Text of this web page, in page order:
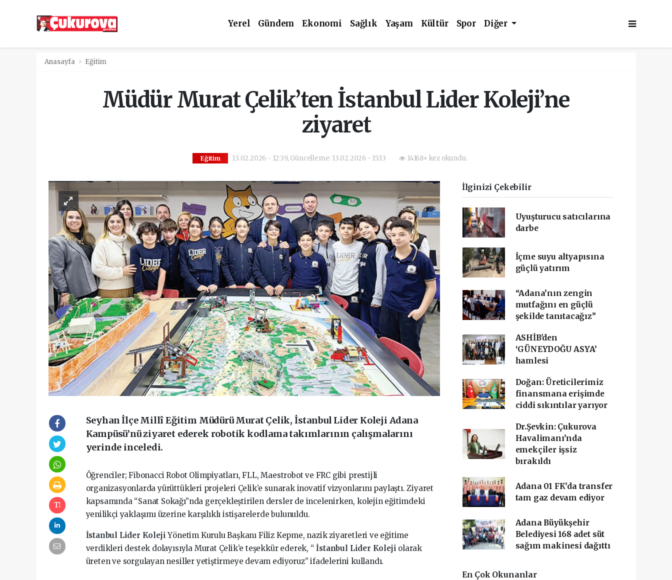
Yerel Gündem Ekonomi Sağlık Yaşam Kültür Spor Diğer
Anasayfa Eğitim
Müdür Murat Çelik’ten İstanbul Lider Koleji’ne
ziyaret
Eğitim 13.02.2026 - 12:39, Güncelleme: 13.02.2026 - 15:13 14168+ kez okundu.
Seyhan İlçe Millî Eğitim Müdürü Murat Çelik, İstanbul Lider Koleji Adana
Kampüsü’nü ziyaret ederek robotik kodlama takımlarının çalışmalarını
yerinde inceledi.
Öğrenciler; Fibonacci Robot Olimpiyatları, FLL, Maestrobot ve FRC gibi prestijli
organizasyonlarda yürüttükleri projeleri Çelik’e sunarak inovatif vizyonlarını paylaştı. Ziyaret
kapsamında “Sanat Sokağı”nda gerçekleştirilen dersler de incelenirken, kolejin eğitimdeki
yenilikçi yaklaşımı üzerine karşılıklı istişarelerde bulunuldu.
İstanbul Lider KolejiYönetim Kurulu Başkanı Filiz Kepme, nazik ziyaretleri ve eğitime
verdikleri destek dolayısıyla Murat Çelik’e teşekkür ederek, “İstanbul Lider Koleji olarak
üreten ve sorgulayan nesiller yetiştirmeye devam ediyoruz” ifadelerini kullandı.
İlginizi Çekebilir
Uyuşturucu satıcılarına
darbe
İçme suyu altyapısına
güçlü yatırım
“Adana’nın zengin
mutfağını en güçlü
şekilde tanıtacağız”
ASHİB'den
‘GÜNEYDOĞU ASYA’
hamlesi
Doğan: Üreticilerimiz
finansmana erişimde
ciddi sıkıntılar yarıyor
Dr.Şevkin: Çukurova
Havalimanı’nda
emekçiler işsiz
bırakıldı
Adana 01 FK’da transfer
tam gaz devam ediyor
Adana Büyükşehir
Belediyesi 168 adet süt
sağım makinesi dağıttı
En Çok Okunanlar